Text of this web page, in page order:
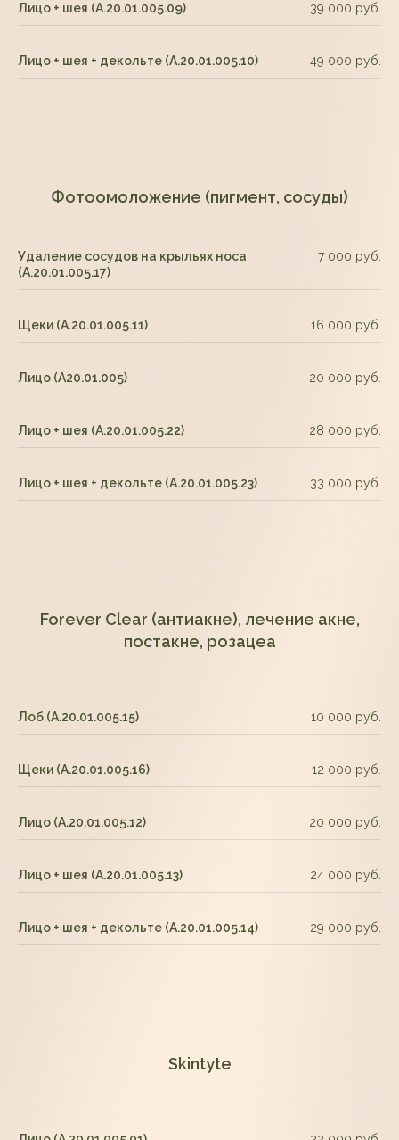
Лицо + шея (А.20.01.005.09) 39 000 руб.
Лицо + шея + декольте (А.20.01.005.10) 49 000 руб.
Фотоомоложение (пигмент, сосуды)
Удаление сосудов на крыльях носа
(А.20.01.005.17)
7 000 руб.
Щеки (А.20.01.005.11) 16 000 руб.
Лицо (А20.01.005) 20 000 руб.
Лицо + шея (А.20.01.005.22) 28 000 руб.
Лицо + шея + декольте (А.20.01.005.23) 33 000 руб.
Forever Clear (антиакне), лечение акне,
постакне, розацеа
Лоб (А.20.01.005.15) 10 000 руб.
Щеки (А.20.01.005.16) 12 000 руб.
Лицо (А.20.01.005.12) 20 000 руб.
Лицо + шея (А.20.01.005.13) 24 000 руб.
Лицо + шея + декольте (А.20.01.005.14) 29 000 руб.
Skintyte